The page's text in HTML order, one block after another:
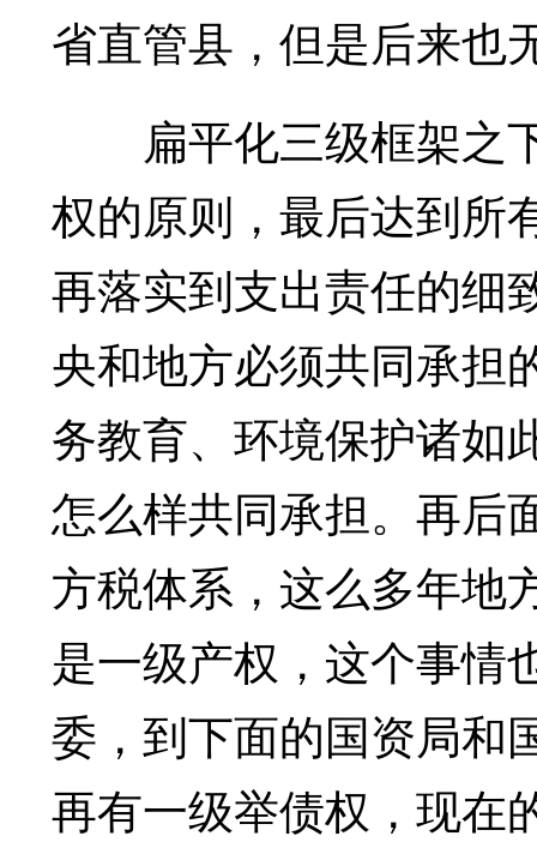
省直管县，但是后来也
扁平化三级框架之
权的原则，最后达到所
再落实到支出责任的细
央和地方必须共同承担
务教育、环境保护诸如
怎么样共同承担。再后
方税体系，这么多年地
是一级产权，这个事情
委，到下面的国资局和
再有一级举债权，现在